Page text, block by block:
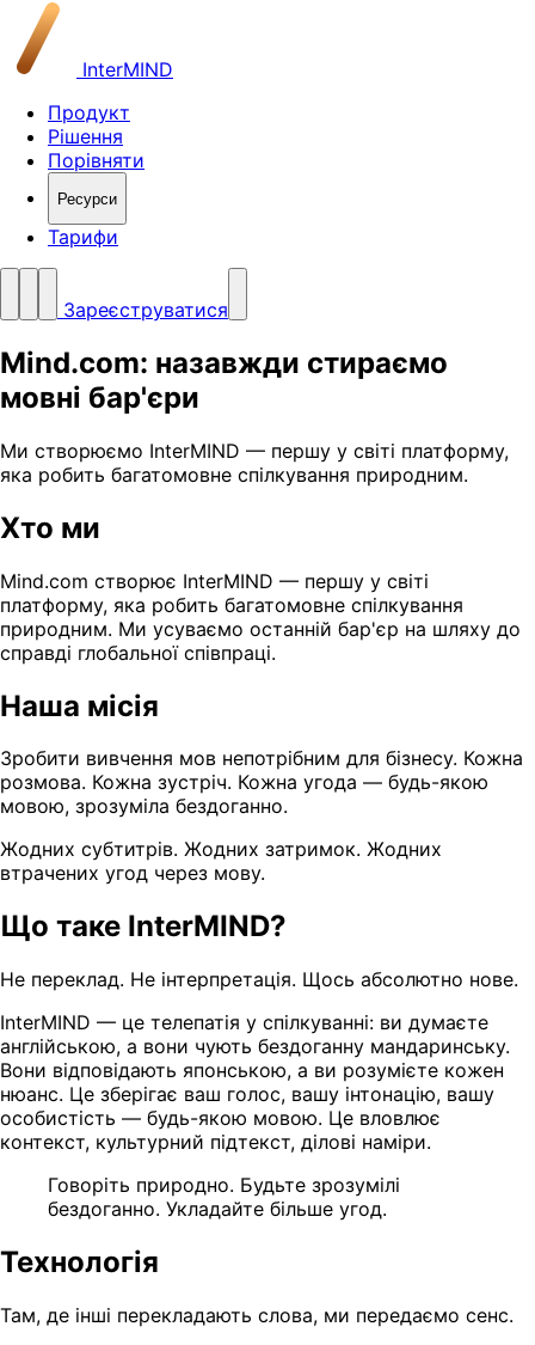
InterMIND
Продукт
Рішення
Порівняти
Ресурси
Тарифи
Зареєструватися
Mind.com: назавжди стираємо
мовні бар'єри
Ми створюємо InterMIND — першу у світі платформу,
яка робить багатомовне спілкування природним.
Хто ми
Mind.com створює InterMIND — першу у світі
платформу, яка робить багатомовне спілкування
природним. Ми усуваємо останній бар'єр на шляху до
справді глобальної співпраці.
Наша місія
Зробити вивчення мов непотрібним для бізнесу. Кожна
розмова. Кожна зустріч. Кожна угода — будь-якою
мовою, зрозуміла бездоганно.
Жодних субтитрів. Жодних затримок. Жодних
втрачених угод через мову.
Що таке InterMIND?
Не переклад. Не інтерпретація. Щось абсолютно нове.
InterMIND — це телепатія у спілкуванні: ви думаєте
англійською, а вони чують бездоганну мандаринську.
Вони відповідають японською, а ви розумієте кожен
нюанс. Це зберігає ваш голос, вашу інтонацію, вашу
особистість — будь-якою мовою. Це вловлює
контекст, культурний підтекст, ділові наміри.
Говоріть природно. Будьте зрозумілі
бездоганно. Укладайте більше угод.
Технологія
Там, де інші перекладають слова, ми передаємо сенс.